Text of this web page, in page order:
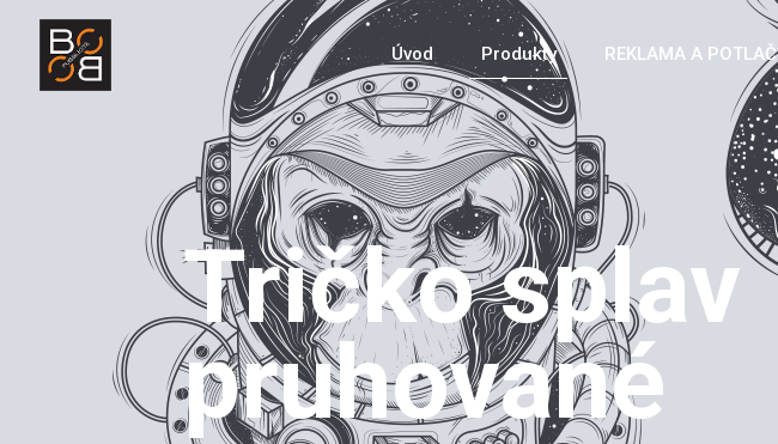
Úvod Produkty REKLAMA A POTLAČ
Tričko splav
pruhované